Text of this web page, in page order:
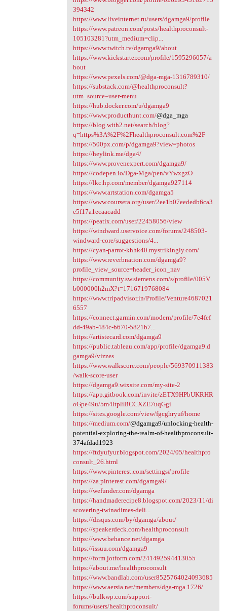
394342
https://www.liveinternet.ru/users/dgamga9/profile
https://www.patreon.com/posts/healthproconsult-
105103281?utm_medium=clip...
https://www.twitch.tv/dgamga9/about
https://www.kickstarter.com/profile/1595296057/a
bout
https://www.pexels.com/@dga-mga-1316789310/
https://substack.com/@healthproconsult?
utm_source=user-menu
https://hub.docker.com/u/dgamga9
https://www.producthunt.com/@dga_mga
https://blog.with2.net/search/blog?
q=https%3A%2F%2Fhealthproconsult.com%2F
https://500px.com/p/dgamga9?view=photos
https://heylink.me/dga4/
https://www.provenexpert.com/dgamga9/
https://codepen.io/Dga-Mga/pen/vYwxgzO
https://lkc.hp.com/member/dgamga927114
https://www.artstation.com/dgamga5
https://www.coursera.org/user/2ee1b07eededb6ca3
e5f17a1ecaacadd
https://peatix.com/user/22458056/view
https://windward.uservoice.com/forums/248503-
windward-core/suggestions/4...
https://cyan-parrot-khhk40.mystrikingly.com/
https://www.reverbnation.com/dgamga9?
profile_view_source=header_icon_nav
https://community.sw.siemens.com/s/profile/005V
b000000h2mX?t=1716719768084
https://www.tripadvisor.in/Profile/Venture4687021
6557
https://connect.garmin.com/modern/profile/7e4fef
dd-49ab-484c-b670-5821b7...
https://artistecard.com/dgamga9
https://public.tableau.com/app/profile/dgamga9.d
gamga9/vizzes
https://www.walkscore.com/people/569370911383
/walk-score-user
https://dgamga9.wixsite.com/my-site-2
https://app.gitbook.com/invite/zETX9HPbUKRHR
oGpe49u/5m4ltpliBCCXZE7uqGgi
https://sites.google.com/view/fgcghryuf/home
https://medium.com/@dgamga9/unlocking-health-
potential-exploring-the-realm-of-healthproconsult-
374afdad1923
https://ftdyufyur.blogspot.com/2024/05/healthpro
consult_26.html
https://www.pinterest.com/settings#profile
https://za.pinterest.com/dgamga9/
https://wefunder.com/dgamga
https://handmaderecipe8.blogspot.com/2023/11/di
scovering-twinadimes-deli...
https://disqus.com/by/dgamga/about/
https://speakerdeck.com/healthproconsult
https://www.behance.net/dgamga
https://issuu.com/dgamga9
https://form.jotform.com/241492594413055
https://about.me/healthproconsult
https://www.bandlab.com/user8525764024093685
https://www.aersia.net/members/dga-mga.1726/
https://bulkwp.com/support-
forums/users/healthproconsult/